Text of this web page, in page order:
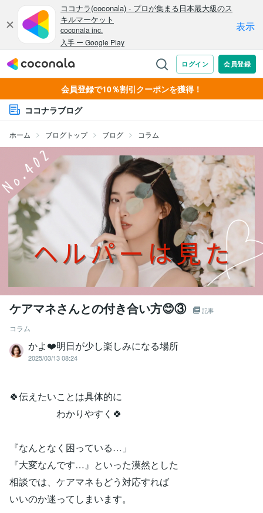
会員登録で10％割引クーポンを獲得！
ココナラブログ
ホーム ブログトップ ブログ コラム
ケアマネさんとの付き合い方😊③ 記事
コラム
かよ❤️明日が少し楽しみになる場所
2025/03/13 08:24
🍀伝えたいことは具体的に
わかりやすく🍀
『なんとなく困っている…」
『大変なんです…』といった漠然とした
相談では、ケアマネもどう対応すれば
いいのか迷ってしまいます。